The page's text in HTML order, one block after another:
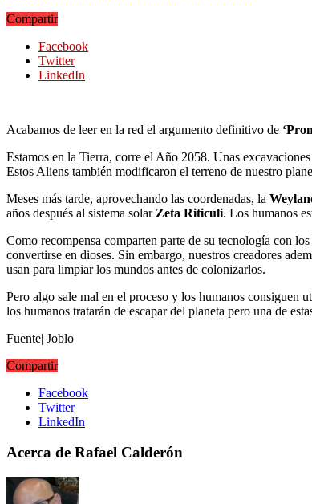
Compartir
Facebook
Twitter
LinkedIn
Acabamos de leer en la red el argumento definitivo de
Estamos en la Tierra, corre el Año 2058. Unas
Estos Aliens también modificaron el terreno de nuestro
Meses más tarde, aprovechando las coordenadas, la
años después al sistema solar Zeta Riticuli. Los humanos
Como recompensa comparten parte de su tecnología con
convertirse en dioses. Sin embargo, nuestros creadores
usan para limpiar los mundos antes de colonizarlos.
Pero algo sale mal en el proceso y los humanos consiguen
los humanos tratarán de escapar del planeta pero una de
Fuente| Joblo
Compartir
Facebook
Twitter
LinkedIn
Acerca de Rafael Calderón